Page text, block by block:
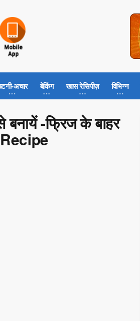
अचार बेकिंग खास रेसिपीज़ विभिन्न
बनायें -फ्रिज के बाहर